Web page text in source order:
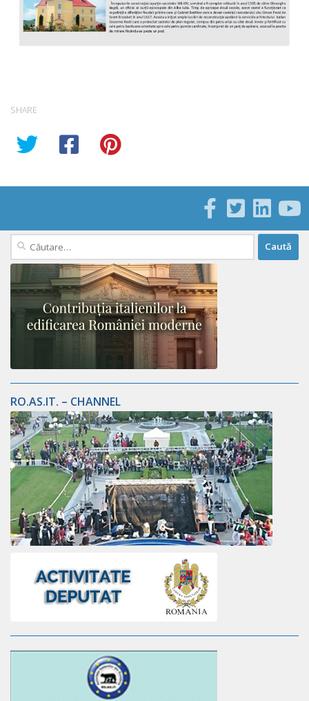
SHARE
Caută
după:
RO.AS.IT. – CHANNEL